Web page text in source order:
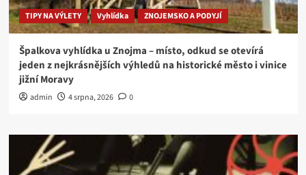
TIPY NA VÝLETY Vyhlídka ZNOJEMSKO A PODYJÍ
Špalkova vyhlídka u Znojma – místo, odkud se otevírá
jeden z nejkrásnějších výhledů na historické město i vinice
jižní Moravy
admin 4 srpna, 2026 0